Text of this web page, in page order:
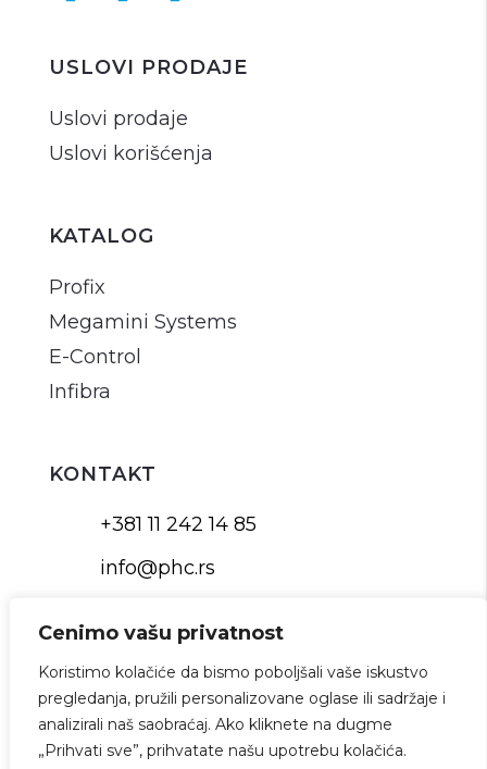
Cenimo vašu privatnost
Koristimo kolačiće da bismo poboljšali vaše iskustvo
pregledanja, pružili personalizovane oglase ili sadržaje i
analizirali naš saobraćaj. Ako kliknete na dugme
„Prihvati sve”, prihvatate našu upotrebu kolačića.
USLOVI PRODAJE
Uslovi prodaje
Uslovi korišćenja
KATALOG
Profix
Megamini Systems
E-Control
Infibra
KONTAKT
+381 11 242 14 85
info@phc.rs
©2026 PHC. Sva prava zadržana.
Politika privatnosti
Web Development:AWS Studio